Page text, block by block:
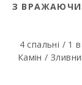
З
4 спальні / 1
Камін /